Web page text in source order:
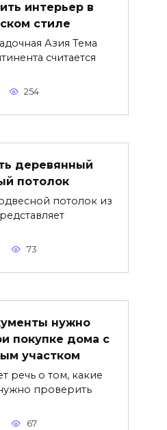
интерьер в
стиле
Азия Тема
считается
254
деревянный
потолок
потолок из
73
нужно
покупке дома с
участком
речь о том, какие
проверить
67